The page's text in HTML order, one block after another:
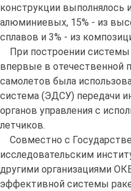
конструкции выполнялось
алюминиевых, 15% - из
сплавов и 3% - из
При построении системы
впервые в отечественной
самолетов была
система (ЭДСУ) передачи
органов управления с
летчиков.
Совместно с
исследовательским
другими организациями
эффективной системы